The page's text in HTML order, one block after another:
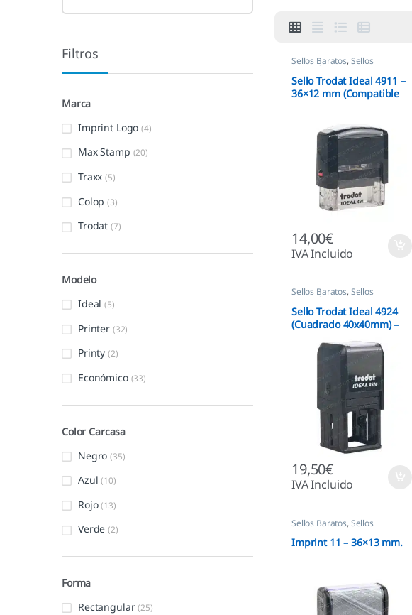
Sellos Baratos, Sellos
Automáticos
Sello Trodat Ideal 4911 –
36×12 mm (Compatible
14,00€
IVA Incluido
Sellos Baratos, Sellos
Automáticos
Sello Trodat Ideal 4924
(Cuadrado 40x40mm) –
19,50€
IVA Incluido
Sellos Baratos, Sellos
Sellos empresas
Imprint 11 – 36×13 mm.
Filtros
Marca
Imprint Logo (4)
Max Stamp (20)
Traxx (5)
Colop (3)
Trodat (7)
Modelo
Ideal (5)
Printer (32)
Printy (2)
Económico (33)
Color Carcasa
Negro (35)
Azul (10)
Rojo (13)
Verde (2)
Forma
Rectangular (25)